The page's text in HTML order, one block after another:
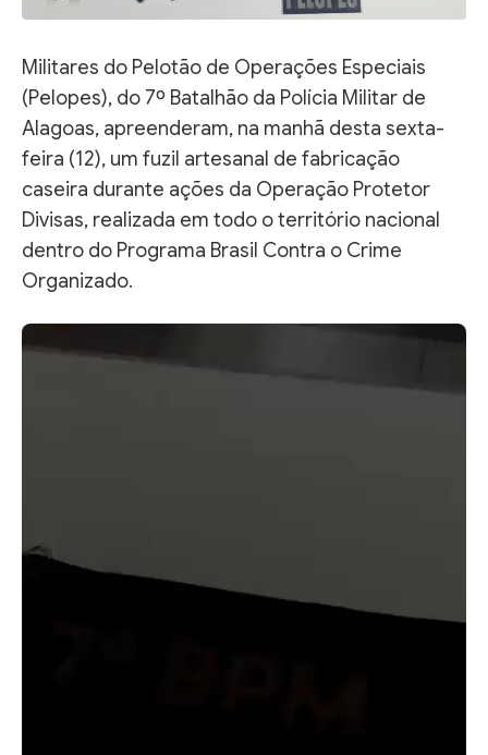
Militares do Pelotão de Operações Especiais
(Pelopes), do 7º Batalhão da Polícia Militar de
Alagoas, apreenderam, na manhã desta sexta-
feira (12), um fuzil artesanal de fabricação
caseira durante ações da Operação Protetor
Divisas, realizada em todo o território nacional
dentro do Programa Brasil Contra o Crime
Organizado.